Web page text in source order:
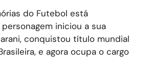
do Futebol está
iniciou a sua
conquistou título mundial
e agora ocupa o cargo